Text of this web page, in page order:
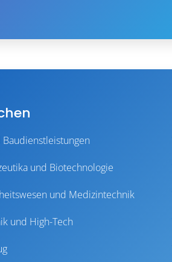
Baudienstleistungen
und Biotechnologie
und Medizintechnik
und High-Tech